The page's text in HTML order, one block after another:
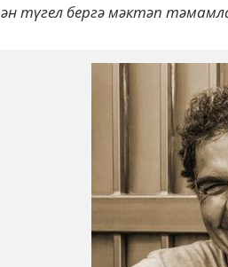
түгел бергә мәктәп